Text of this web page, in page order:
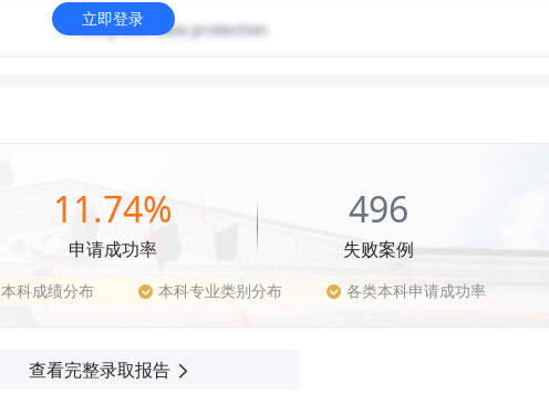
Privacy and data protection
立即登录
11.74%
申请成功率
496
失败案例
本科成绩分布 本科专业类别分布 各类本科申请成功率
查看完整录取报告